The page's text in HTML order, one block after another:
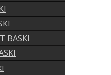
BASKI